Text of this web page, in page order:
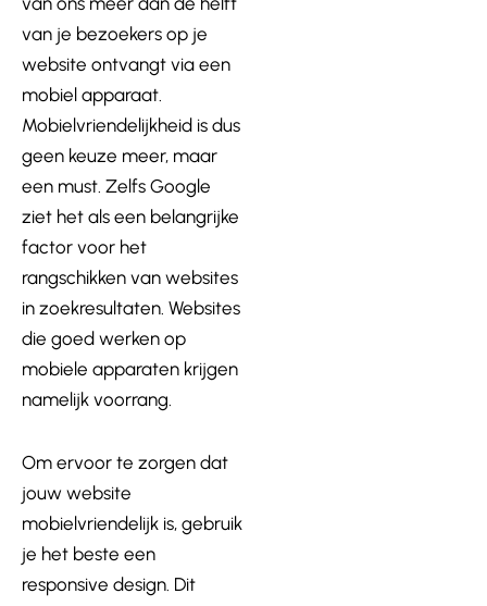
van je bezoekers op je
website ontvangt via een
mobiel apparaat.
Mobielvriendelijkheid is dus
geen keuze meer, maar
een must. Zelfs Google
ziet het als een belangrijke
factor voor het
rangschikken van websites
in zoekresultaten. Websites
die goed werken op
mobiele apparaten krijgen
namelijk voorrang.
Om ervoor te zorgen dat
jouw website
mobielvriendelijk is, gebruik
je het beste een
responsive design. Dit